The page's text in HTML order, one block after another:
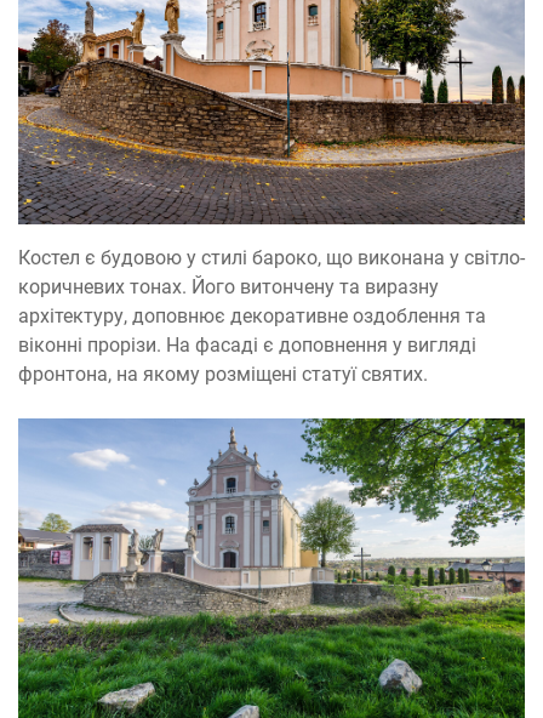
Костел є будовою у стилі бароко, що виконана у світло-
коричневих тонах. Його витончену та виразну
архітектуру, доповнює декоративне оздоблення та
віконні прорізи. На фасаді є доповнення у вигляді
фронтона, на якому розміщені статуї святих.